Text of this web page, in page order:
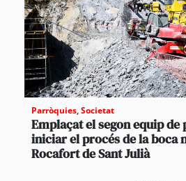
Parròquies,Societat
Emplaçat el segon equip
iniciar el procés de la boca
Rocafort de Sant Julià